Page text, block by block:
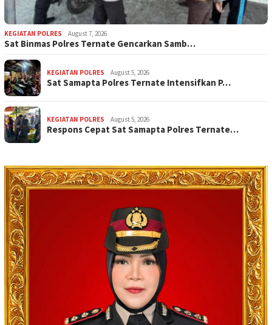
KEGIATAN POLRES August 7, 2026
Sat Binmas Polres Ternate Gencarkan Samb…
KEGIATAN POLRES August 5, 2026
Sat Samapta Polres Ternate Intensifkan P…
KEGIATAN POLRES August 5, 2026
Respons Cepat Sat Samapta Polres Ternate…